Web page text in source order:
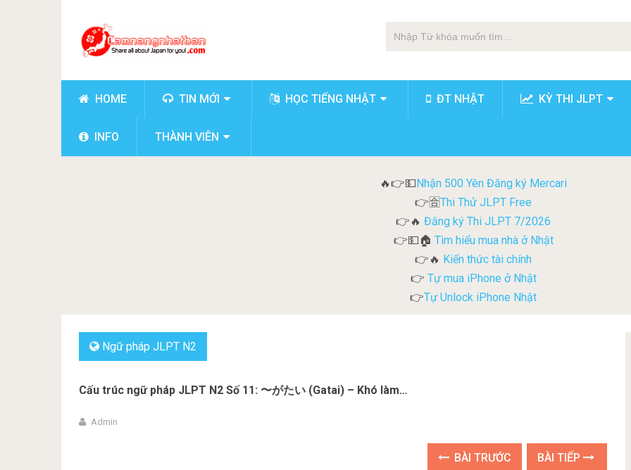
HOME TIN MỚI HỌC TIẾNG NHẬT ĐT NHẬT KỲ THI JLPT
INFO THÀNH VIÊN
🔥👉💵Nhận 500 Yên Đăng ký Mercari
👉🈴Thi Thử JLPT Free
👉🔥 Đăng ký Thi JLPT 7/2026
👉💵🏠 Tìm hiểu mua nhà ở Nhật
👉🔥 Kiến thức tài chính
👉 Tự mua iPhone ở Nhật
👉Tự Unlock iPhone Nhật
Ngữ pháp JLPT N2
Cấu trúc ngữ pháp JLPT N2 Số 11: 〜がたい (Gatai) – Khó làm…
Admin
BÀI TRƯỚC BÀI TIẾP